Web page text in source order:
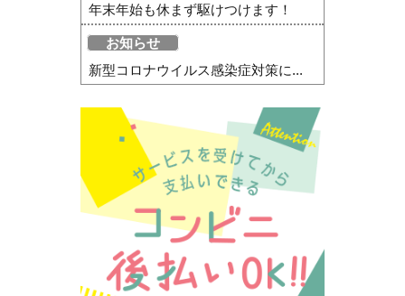
年末年始も休まず駆けつけます！
お知らせ
新型コロナウイルス感染症対策に...